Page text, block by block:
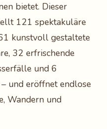
bietet. Dieser
121 spektakuläre
kunstvoll gestaltete
32 erfrischende
und 6
und eröffnet endlose
Wandern und